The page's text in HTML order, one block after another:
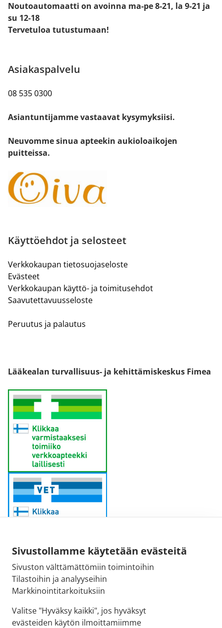
Sivustollamme käytetään evästeitä
Sivuston välttämättömiin toimintoihin
Tilastoihin ja analyyseihin
Markkinointitarkoituksiin
Valitse "Hyväksy kaikki", jos hyväksyt
evästeiden käytön ilmoittamiimme
Noutoautomaatti on avoinna ma-pe 8-21, la 9-21 ja
su 12-18
Tervetuloa tutustumaan!
Asiakaspalvelu
08 535 0300
Asiantuntijamme vastaavat kysymyksiisi.
Neuvomme sinua apteekin aukioloaikojen
puitteissa.
Käyttöehdot ja selosteet
Verkkokaupan tietosuojaseloste
Evästeet
Verkkokaupan käyttö- ja toimitusehdot
Saavutettavuusseloste
Peruutus ja palautus
Lääkealan turvallisuus- ja kehittämiskeskus Fimea
Sähköpostiosoite:
kirjaamo@fimea.fi
Fimean vaihde:
029 522 3341